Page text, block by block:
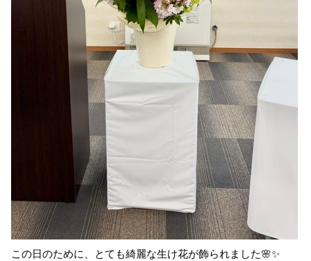
この日のために、とても綺麗な生け花が飾られました🌸✨️